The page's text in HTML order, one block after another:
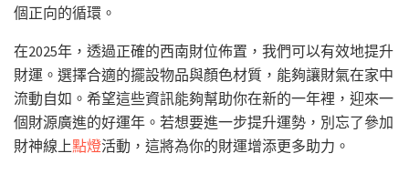
個正向的循環。
在2025年，透過正確的西南財位佈置，我們可以有效地提升
財運。選擇合適的擺設物品與顏色材質，能夠讓財氣在家中
流動自如。希望這些資訊能夠幫助你在新的一年裡，迎來一
個財源廣進的好運年。若想要進一步提升運勢，別忘了參加
財神線上點燈活動，這將為你的財運增添更多助力。